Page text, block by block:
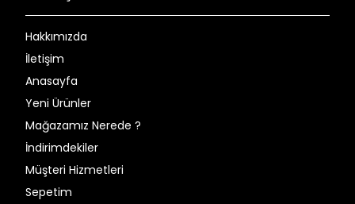
Hakkımızda
İletişim
Anasayfa
Yeni Ürünler
Mağazamız Nerede ?
İndirimdekiler
Müşteri Hizmetleri
Sepetim